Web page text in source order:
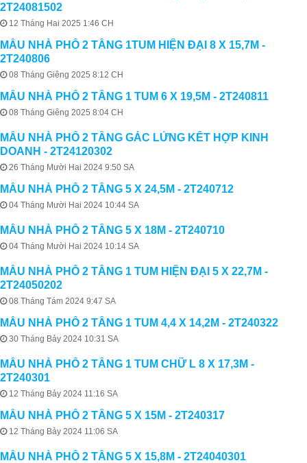
2T24081502
12 Tháng Hai 2025 1:46 CH
MẪU NHÀ PHỐ 2 TẦNG 1TUM HIỆN ĐẠI 8 X 15,7M -
2T240806
08 Tháng Giêng 2025 8:12 CH
MẪU NHÀ PHỐ 2 TẦNG 1 TUM 6 X 19,5M - 2T240811
08 Tháng Giêng 2025 8:04 CH
MẪU NHÀ PHỐ 2 TẦNG GÁC LỬNG KẾT HỢP KINH
DOANH - 2T24120302
26 Tháng Mười Hai 2024 9:50 SA
MẪU NHÀ PHỐ 2 TẦNG 5 X 24,5M - 2T240712
04 Tháng Mười Hai 2024 10:44 SA
MẪU NHÀ PHỐ 2 TẦNG 5 X 18M - 2T240710
04 Tháng Mười Hai 2024 10:14 SA
MẪU NHÀ PHỐ 2 TẦNG 1 TUM HIỆN ĐẠI 5 X 22,7M -
2T24050202
08 Tháng Tám 2024 9:47 SA
MẪU NHÀ PHỐ 2 TẦNG 1 TUM 4,4 X 14,2M - 2T240322
30 Tháng Bảy 2024 10:31 SA
MẪU NHÀ PHỐ 2 TẦNG 1 TUM CHỮ L 8 X 17,3M -
2T240301
12 Tháng Bảy 2024 11:16 SA
MẪU NHÀ PHỐ 2 TẦNG 5 X 15M - 2T240317
12 Tháng Bảy 2024 11:06 SA
MẪU NHÀ PHỐ 2 TẦNG 5 X 15,8M - 2T24040301